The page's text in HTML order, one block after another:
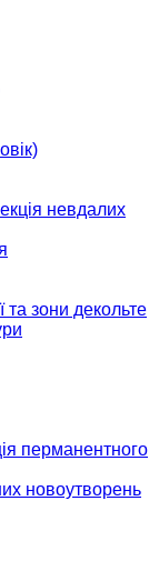
невдалих
зони декольте
перманентного
новоутворень